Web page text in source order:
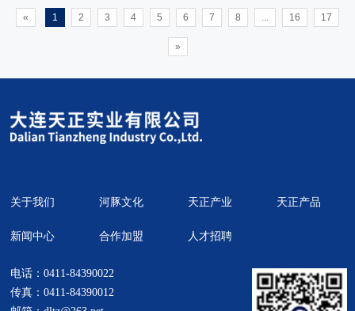
家遴选人员，现予公示。
« 1 2 3 4 5 6 7 8 ... 16 17
»
关于我们 河豚文化 天正产业 天正产品
新闻中心 合作加盟 人才招聘
电话：0411-84390022
传真：0411-84390012